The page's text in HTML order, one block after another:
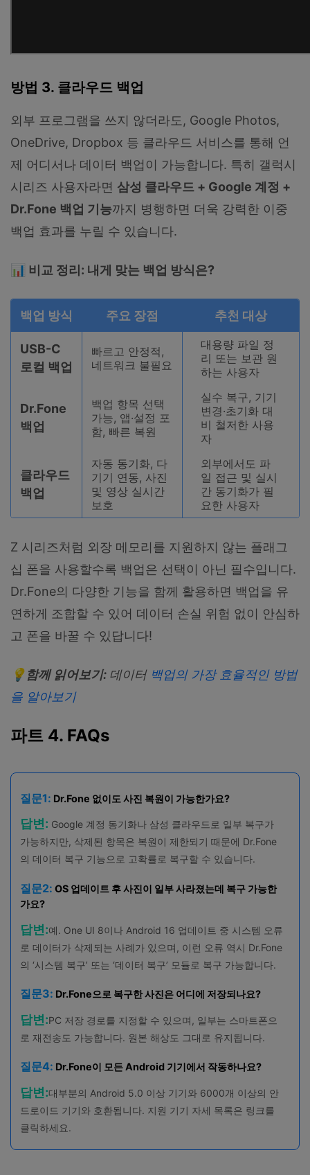
방법 3. 클라우드 백업
외부 프로그램을 쓰지 않더라도, Google Photos,
OneDrive, Dropbox 등 클라우드 서비스를 통해 언
제 어디서나 데이터 백업이 가능합니다. 특히 갤럭시
시리즈 사용자라면 삼성 클라우드 + Google 계정 +
Dr.Fone 백업 기능까지 병행하면 더욱 강력한 이중
백업 효과를 누릴 수 있습니다.
📊 비교 정리: 내게 맞는 백업 방식은?
백업 방식 주요 장점 추천 대상
USB-C
로컬 백업
빠르고 안정적,
네트워크 불필요
대용량 파일 정
리 또는 보관 원
하는 사용자
Dr.Fone
백업
백업 항목 선택
가능, 앱·설정 포
함, 빠른 복원
실수 복구, 기기
변경·초기화 대
비 철저한 사용
자
클라우드
백업
자동 동기화, 다
기기 연동, 사진
및 영상 실시간
보호
외부에서도 파
일 접근 및 실시
간 동기화가 필
요한 사용자
Z 시리즈처럼 외장 메모리를 지원하지 않는 플래그
십 폰을 사용할수록 백업은 선택이 아닌 필수입니다.
Dr.Fone의 다양한 기능을 함께 활용하면 백업을 유
연하게 조합할 수 있어 데이터 손실 위험 없이 안심하
고 폰을 바꿀 수 있답니다!
💡함께 읽어보기: 데이터 백업의 가장 효율적인 방법
을 알아보기
파트 4. FAQs
질문1: Dr.Fone 없이도 사진 복원이 가능한가요?
답변: Google 계정 동기화나 삼성 클라우드로 일부 복구가
가능하지만, 삭제된 항목은 복원이 제한되기 때문에 Dr.Fone
의 데이터 복구 기능으로 고확률로 복구할 수 있습니다.
질문2: OS 업데이트 후 사진이 일부 사라졌는데 복구 가능한
가요?
답변:예. One UI 8이나 Android 16 업데이트 중 시스템 오류
로 데이터가 삭제되는 사례가 있으며, 이런 오류 역시 Dr.Fone
의 ‘시스템 복구’ 또는 ‘데이터 복구’ 모듈로 복구 가능합니다.
질문3: Dr.Fone으로 복구한 사진은 어디에 저장되나요?
답변:PC 저장 경로를 지정할 수 있으며, 일부는 스마트폰으
로 재전송도 가능합니다. 원본 해상도 그대로 유지됩니다.
질문4: Dr.Fone이 모든 Android 기기에서 작동하나요?
답변:대부분의 Android 5.0 이상 기기와 6000개 이상의 안
드로이드 기기와 호환됩니다. 지원 기기 자세 목록은 링크를
클릭하세요.